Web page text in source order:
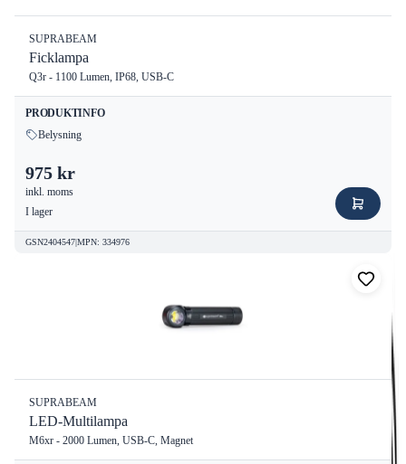
SUPRABEAM
Ficklampa
Q3r - 1100 Lumen, IP68, USB-C
PRODUKTINFO
Belysning
975 kr
inkl. moms
I lager
GSN2404547|MPN: 334976
SUPRABEAM
LED-Multilampa
M6xr - 2000 Lumen, USB-C, Magnet